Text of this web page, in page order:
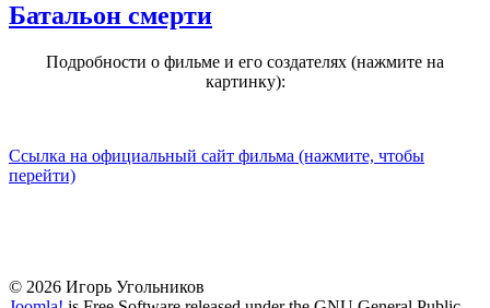
Батальон смерти
Подробности о фильме и его создателях (нажмите на
картинку):
Ссылка на официальный сайт фильма (нажмите, чтобы
перейти)
© 2026 Игорь Угольников